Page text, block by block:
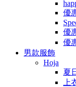
優
優
優
男款服飾
Hoja
夏
上